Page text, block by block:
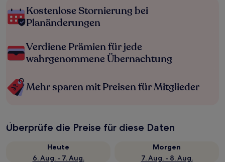
Kostenlose Stornierung bei
Planänderungen
Verdiene Prämien für jede
wahrgenommene Übernachtung
Mehr sparen mit Preisen für Mitglieder
Überprüfe die Preise für diese Daten
Heute
6. Aug. - 7. Aug.
Morgen
7. Aug. - 8. Aug.